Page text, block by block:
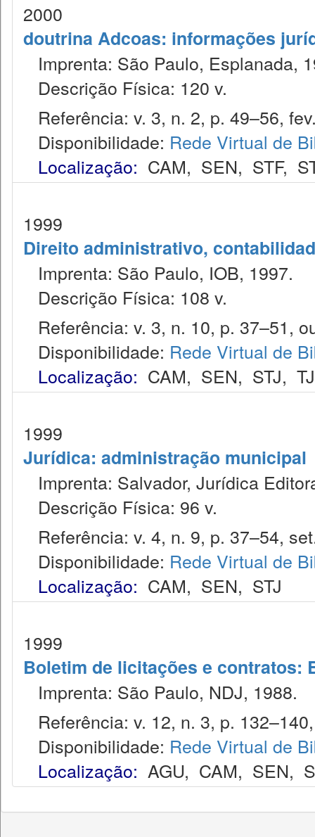
2000
doutrina Adcoas: informações
Imprenta: São Paulo, Esplanada,
Descrição Física: 120 v.
Referência: v. 3, n. 2, p. 49–56,
Disponibilidade: Rede Virtual de
Localização: CAM, SEN, STF,
1999
Direito administrativo,
Imprenta: São Paulo, IOB, 1997.
Descrição Física: 108 v.
Referência: v. 3, n. 10, p. 37–51,
Disponibilidade: Rede Virtual de
Localização: CAM, SEN, STJ,
1999
Jurídica: administração municipal
Imprenta: Salvador, Jurídica
Descrição Física: 96 v.
Referência: v. 4, n. 9, p. 37–54,
Disponibilidade: Rede Virtual de
Localização: CAM, SEN, STJ
1999
Boletim de licitações e contratos:
Imprenta: São Paulo, NDJ, 1988.
Referência: v. 12, n. 3, p.
Disponibilidade: Rede Virtual de
Localização: AGU, CAM, SEN,